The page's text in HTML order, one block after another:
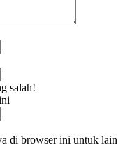
salah!
di browser ini untuk lain